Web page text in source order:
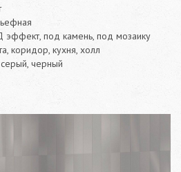
эффект, под камень, под мозаику
коридор, кухня, холл
черный